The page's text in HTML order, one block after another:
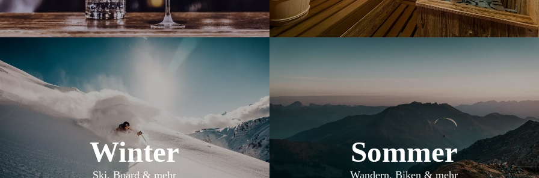
Winter
Ski, Board & mehr
Sommer
Wandern, Biken & mehr